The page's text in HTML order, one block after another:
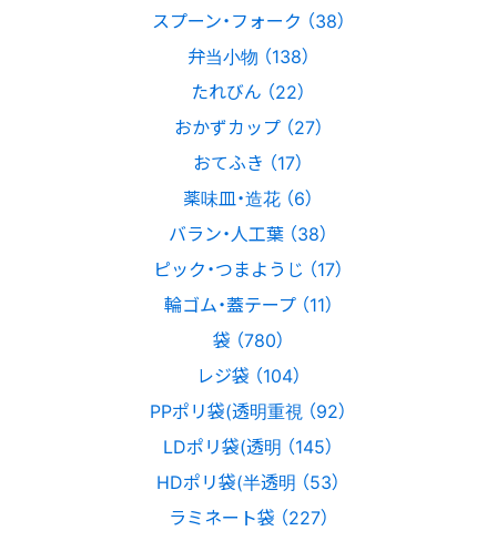
スプーン・フォーク （38）
弁当小物 （138）
たれびん （22）
おかずカップ （27）
おてふき （17）
薬味皿・造花 （6）
バラン・人工葉 （38）
ピック・つまようじ （17）
輪ゴム・蓋テープ （11）
袋 （780）
レジ袋 （104）
PPポリ袋(透明重視 （92）
LDポリ袋(透明 （145）
HDポリ袋(半透明 （53）
ラミネート袋 （227）